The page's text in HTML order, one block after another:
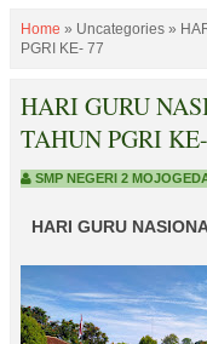
Home » Uncategories »
PGRI KE- 77
HARI GURU
TAHUN PGRI
SMP NEGERI 2
HARI GURU